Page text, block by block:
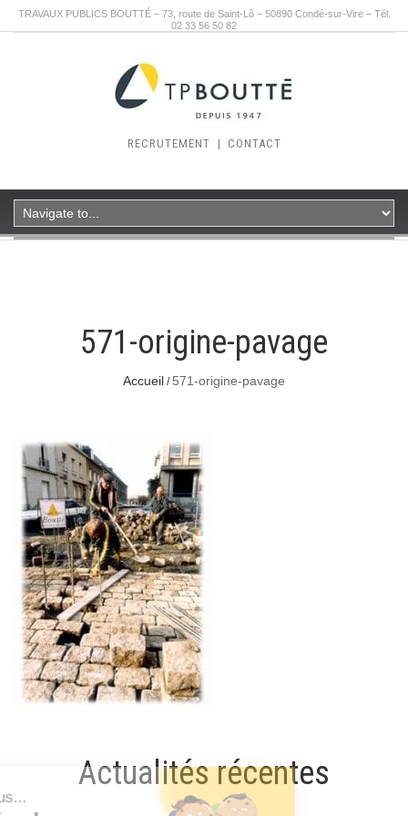
TRAVAUX PUBLICS BOUTTÉ – 73, route de Saint-Lô – 50890 Condé-sur-Vire – Tél.
02 33 56 50 82
RECRUTEMENT | CONTACT
571-origine-pavage
Accueil 571-origine-pavage
Actualités récentes